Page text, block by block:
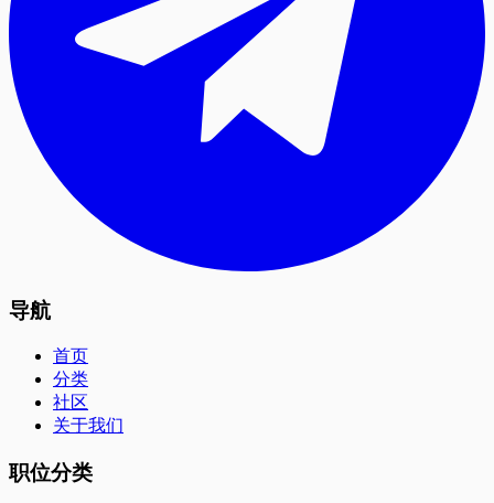
导航
首页
分类
社区
关于我们
职位分类